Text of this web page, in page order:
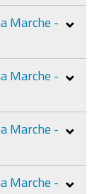
Marche -
Marche -
Marche -
Marche -